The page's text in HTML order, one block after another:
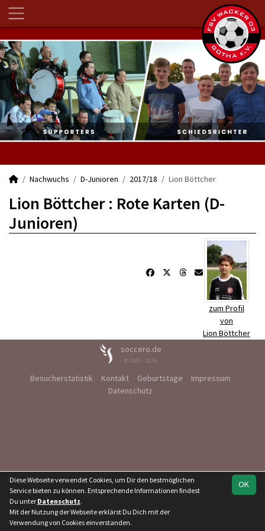
Nachwuchs D-Junioren 2017/18 Lion Böttcher
Lion Böttcher : Rote Karten (D-
Junioren)
zum Profil
von
Lion Böttcher
soccero.de
© 2006 - 2026
Besucherstatistik Kontakt Geburtstage
Impressum
Datenschutz
OK
Diese Webseite verwendet Cookies, um Dir den bestmöglichen
Service bieten zu können. Entsprechende Informationen findest
Du unter Datenschutz.
Mit der Nutzung der Webseite erklärst Du Dich mit der
Verwendung von Cookies einverstanden.